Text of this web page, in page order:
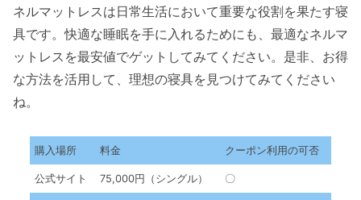
ネルマットレスは日常生活において重要な役割を果たす寝
具です。快適な睡眠を手に入れるためにも、最適なネルマ
ットレスを最安値でゲットしてみてください。是非、お得
な方法を活用して、理想の寝具を見つけてみてください
ね。
購入場所 料金 クーポン利用の可否
公式サイト 75,000円（シングル） 〇